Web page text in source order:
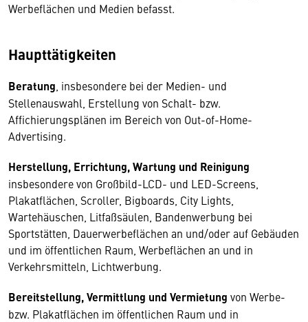
Werbeflächen und Medien befasst.
Haupttätigkeiten
Beratung , insbesondere bei der Medien- und
Stellenauswahl, Erstellung von Schalt- bzw.
Affichierungsplänen im Bereich von Out-of-Home-
Advertising.
Herstellung, Errichtung, Wartung und Reinigung
insbesondere von Großbild-LCD- und LED-Screens,
Plakatflächen, Scroller, Bigboards, City Lights,
Wartehäuschen, Litfaßsäulen, Bandenwerbung bei
Sportstätten, Dauerwerbeflächen an und/oder auf Gebäuden
und im öffentlichen Raum, Werbeflächen an und in
Verkehrsmitteln, Lichtwerbung.
Bereitstellung, Vermittlung und Vermietung von Werbe-
bzw. Plakatflächen im öffentlichen Raum und in